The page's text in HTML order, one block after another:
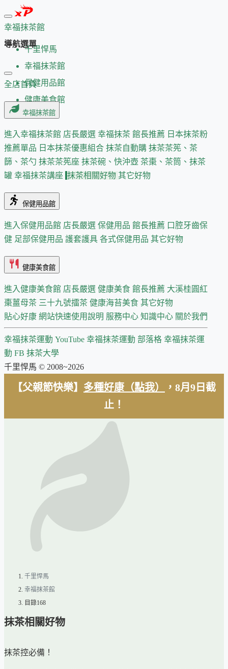
幸福抹茶館
千里悍馬
幸福抹茶館
保健用品館
健康美食館
導航選單
全店首頁
幸福抹茶館
進入幸福抹茶館 店長嚴選 幸福抹茶 館長推薦 日本抹茶粉
推薦單品 日本抹茶優惠組合 抹茶自動購 抹茶茶筅、茶
篩、茶勺 抹茶茶筅座 抹茶碗、快沖壺 茶棗、茶筒、抹茶
罐 幸福抹茶講座 抹茶相關好物 其它好物
保健用品館
進入保健用品館 店長嚴選 保健用品 館長推薦 口腔牙齒保
健 足部保健用品 護套護具 各式保健用品 其它好物
健康美食館
進入健康美食館 店長嚴選 健康美食 館長推薦 大溪桂圓紅
棗薑母茶 三十九號擂茶 健康海苔美食 其它好物
貼心好康 網站快速使用說明 服務中心 知識中心 關於我們
幸福抹茶運動 YouTube 幸福抹茶運動 部落格 幸福抹茶運
動 FB 抹茶大學
千里悍馬 © 2008~2026
【父親節快樂】 多種好康（點我）
，8月9日截
止！
千里悍馬
幸福抹茶館
目錄168
抹茶相關好物
抹茶控必備！